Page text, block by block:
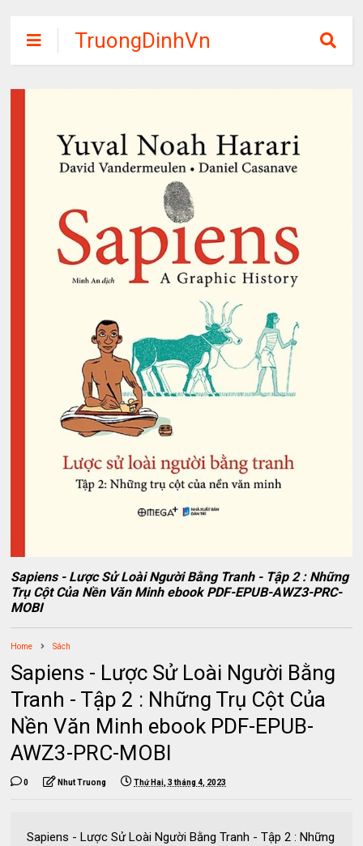
TruongDinhVn
Chia sẽ ebook,
tập miễn phí
Sapiens - Lược Sử Loài Người Bằng Tranh - Tập 2 : Những
Trụ Cột Của Nền Văn Minh ebook PDF-EPUB-AWZ3-PRC-
MOBI
Home Sách
Sapiens - Lược Sử Loài Người Bằng
Tranh - Tập 2 : Những Trụ Cột Của
Nền Văn Minh ebook PDF-EPUB-
AWZ3-PRC-MOBI
0 Nhut Truong Thứ Hai, 3 tháng 4, 2023
Sapiens - Lược Sử Loài Người Bằng Tranh - Tập 2 : Những